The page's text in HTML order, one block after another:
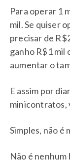
Para operar 1
mil. Se quiser
precisar de
ganho R$1 mil
aumentar o
E assim por
minicontratos,
Simples, não é
Não é